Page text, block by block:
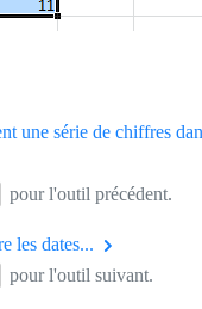
une série de chiffres
pour l'outil précédent.
les dates...
pour l'outil suivant.